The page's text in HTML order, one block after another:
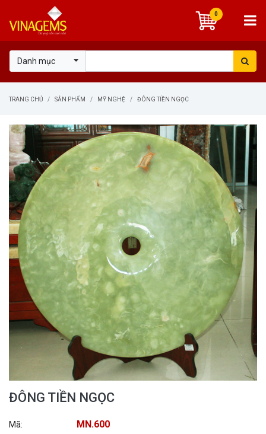
Danh mục
0
TRANG CHỦ SẢN PHẨM MỸ NGHỆ ĐÔNG TIỀN NGỌC
ĐÔNG TIỀN NGỌC
Mã: MN.600